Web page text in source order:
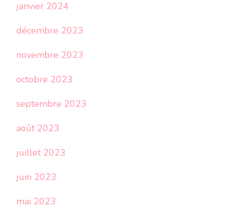
janvier 2024
décembre 2023
novembre 2023
octobre 2023
septembre 2023
août 2023
juillet 2023
juin 2023
mai 2023